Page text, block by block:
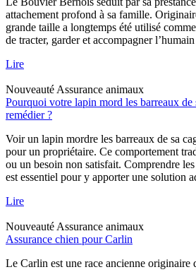
attachement profond à sa famille.
grande taille a longtemps été utilisé
de tracter, garder et accompagner
Lire
Nouveauté Assurance animaux
Pourquoi votre lapin mord les barreaux de
remédier ?
Voir un lapin mordre les barreaux de sa
pour un propriétaire. Ce comportement
ou un besoin non satisfait. Comprendre
est essentiel pour y apporter une solution
Lire
Nouveauté Assurance animaux
Assurance chien pour Carlin
Le Carlin est une race ancienne originaire